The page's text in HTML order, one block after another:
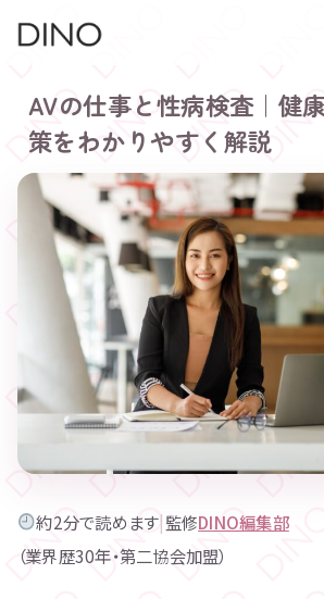
AVの仕事と性病検査｜健
策をわかりやすく解説
約2分で読めます|監修DINO編集部
（業界歴30年・第二協会加盟）